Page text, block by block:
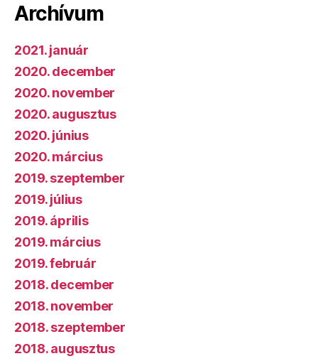
Archívum
2021. január
2020. december
2020. november
2020. augusztus
2020. június
2020. március
2019. szeptember
2019. július
2019. április
2019. március
2019. február
2018. december
2018. november
2018. szeptember
2018. augusztus